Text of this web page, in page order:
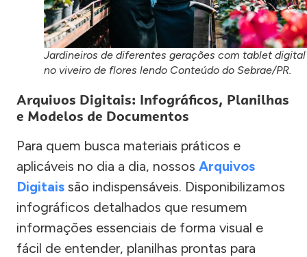
Jardineiros de diferentes gerações com tablet digital
no viveiro de flores lendo Conteúdo do Sebrae/PR.
Arquivos Digitais: Infográficos, Planilhas
e Modelos de Documentos
Para quem busca materiais práticos e
aplicáveis no dia a dia, nossos Arquivos
Digitais são indispensáveis. Disponibilizamos
infográficos detalhados que resumem
informações essenciais de forma visual e
fácil de entender, planilhas prontas para